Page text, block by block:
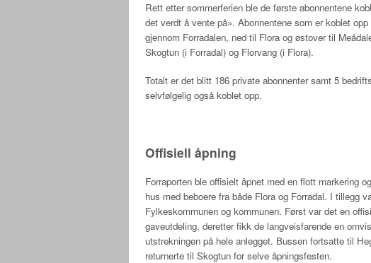
Rett etter sommerferien ble de første abonnentene
det verdt å vente på». Abonnentene som er koblet
gjennom Forradalen, ned til Flora og østover til
Skogtun (i Forradal) og Florvang (i Flora).
Totalt er det blitt 186 private abonnenter samt 5
selvfølgelig også koblet opp.
Offisiell åpning
Forraporten ble offisielt åpnet med en flott markering
hus med beboere fra både Flora og Forradal. I tillegg
Fylkeskommunen og kommunen. Først var det en
gaveutdeling, deretter fikk de langveisfarende en
utstrekningen på hele anlegget. Bussen fortsatte til
returnerte til Skogtun for selve åpningsfesten.